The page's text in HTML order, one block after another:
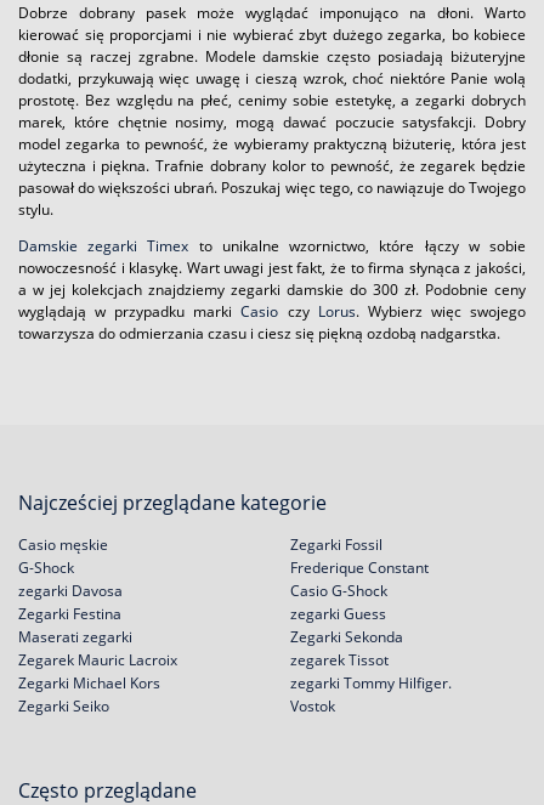
Dobrze dobrany pasek może wyglądać imponująco na dłoni. Warto
kierować się proporcjami i nie wybierać zbyt dużego zegarka, bo kobiece
dłonie są raczej zgrabne. Modele damskie często posiadają biżuteryjne
dodatki, przykuwają więc uwagę i cieszą wzrok, choć niektóre Panie wolą
prostotę. Bez względu na płeć, cenimy sobie estetykę, a zegarki dobrych
marek, które chętnie nosimy, mogą dawać poczucie satysfakcji. Dobry
model zegarka to pewność, że wybieramy praktyczną biżuterię, która jest
użyteczna i piękna. Trafnie dobrany kolor to pewność, że zegarek będzie
pasował do większości ubrań. Poszukaj więc tego, co nawiązuje do Twojego
stylu.
Damskie zegarki Timex to unikalne wzornictwo, które łączy w sobie
nowoczesność i klasykę. Wart uwagi jest fakt, że to firma słynąca z jakości,
a w jej kolekcjach znajdziemy zegarki damskie do 300 zł. Podobnie ceny
wyglądają w przypadku markiCasio czy Lorus. Wybierz więc swojego
towarzysza do odmierzania czasu i ciesz się piękną ozdobą nadgarstka.
Najcześciej przeglądane kategorie
Casio męskie
G-Shock
zegarki Davosa
Zegarki Festina
Zegarki Fossil
Frederique Constant
Casio G-Shock
zegarki Guess
Maserati zegarki
Zegarek Mauric Lacroix
Zegarki Michael Kors
Zegarki Seiko
Zegarki Sekonda
zegarek Tissot
zegarki Tommy Hilfiger.
Vostok
Często przeglądane